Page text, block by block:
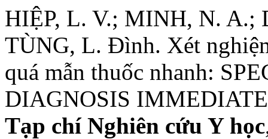
HIỆP, L. V.; MINH, N. A.;
TÙNG, L. Đình. Xét
quá mẫn thuốc nhanh:
DIAGNOSIS
Tạp chí Nghiên cứu Y học